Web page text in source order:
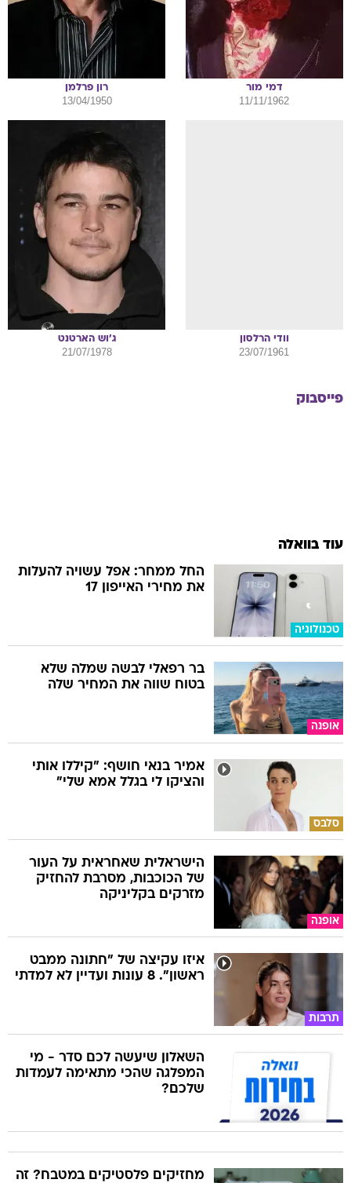
דמי מור
11/11/1962
רון פרלמן
13/04/1950
וודי הרלסון
23/07/1961
ג'וש הארטנט
21/07/1978
פייסבוק
עוד בוואלה
טכנולוגיה
החל ממחר: אפל עשויה להעלות
את מחירי האייפון 17
אופנה
בר רפאלי לבשה שמלה שלא
בטוח שווה את המחיר שלה
סלבס
אמיר בנאי חושף: "קיללו אותי
והציקו לי בגלל אמא שלי"
אופנה
הישראלית שאחראית על העור
של הכוכבות, מסרבת להחזיק
מזרקים בקליניקה
תרבות
איזו עקיצה של "חתונה ממבט
ראשון". 8 עונות ועדיין לא למדתי
השאלון שיעשה לכם סדר - מי
המפלגה שהכי מתאימה לעמדות
שלכם?
מחזיקים פלסטיקים במטבח? זה